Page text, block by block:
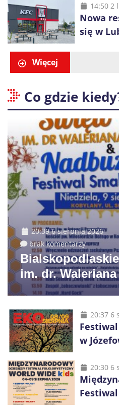
14:50 2
Nowa
się w
Więcej
Co gdzie
20:39 6 sierpnia 2026
brak komentarzy
im. dr.
20:37 6
w
20:30 6